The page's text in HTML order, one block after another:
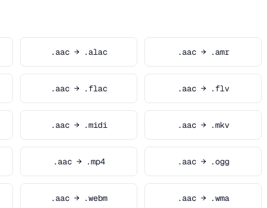
.aac → .alac .aac → .amr
.aac → .flac .aac → .flv
.aac → .midi .aac → .mkv
.aac → .mp4 .aac → .ogg
.aac → .webm .aac → .wma